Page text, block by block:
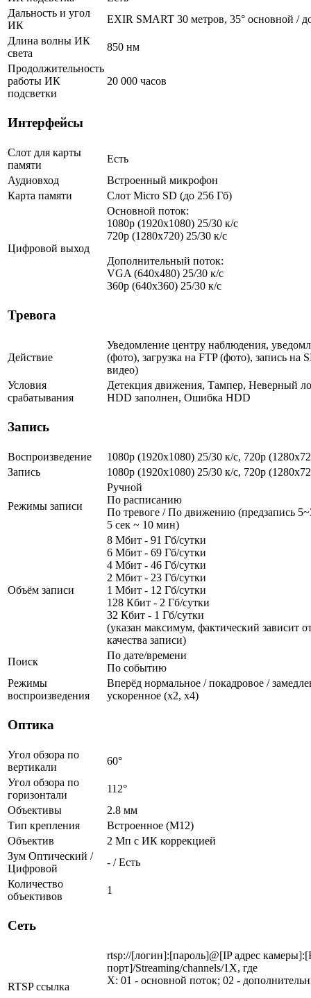
Дальность и угол
ИК
EXIR SMART 30 метров, 35° основной /
Длина волны ИК
света
850 нм
Продолжительность
работы ИК
подсветки
20 000 часов
Интерфейсы
Слот для карты
памяти
Есть
Аудиовход
Встроенный микрофон
Карта памяти
Слот Micro SD (до 256 Гб)
Цифровой выход
Основной поток:
1080p (1920x1080) 25/30 к/с
720p (1280х720) 25/30 к/с
Дополнительный поток:
VGA (640x480) 25/30 к/с
360p (640x360) 25/30 к/с
Тревога
Действие
Уведомление центру наблюдения,
(фото), загрузка на FTP (фото), запись на
видео)
Условия
срабатывания
Детекция движения, Тампер, Неверный
HDD заполнен, Ошибка HDD
Запись
Воспроизведение
1080p (1920x1080) 25/30 к/с, 720p
Запись
1080p (1920x1080) 25/30 к/с, 720p
Режимы записи
Ручной
По расписанию
По тревоге / По движению (предзапись
5 сек ~ 10 мин)
Объём записи
8 Мбит - 91 Гб/сутки
6 Мбит - 69 Гб/сутки
4 Мбит - 46 Гб/сутки
2 Мбит - 23 Гб/сутки
1 Мбит - 12 Гб/сутки
128 Кбит - 2 Гб/сутки
32 Кбит - 1 Гб/сутки
(указан максимум, фактический зависит
качества записи)
Поиск
По дате/времени
По событию
Режимы
воспроизведения
Вперёд нормальное / покадровое /
ускоренное (х2, х4)
Оптика
Угол обзора по
вертикали
60°
Угол обзора по
горизонтали
112°
Объективы
2.8 мм
Тип крепления
Встроенное (М12)
Объектив
2 Мп c ИК коррекцией
Зум Оптический /
Цифровой
- / Есть
Количество
объективов
1
Сеть
RTSP ссылка
rtsp://[логин]:[пароль]@[IP адрес
порт]/Streaming/channels/1X, где
X: 01 - основной поток; 02 -